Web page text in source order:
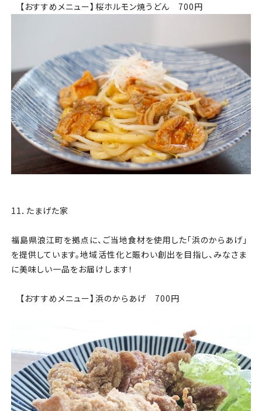
【おすすめメニュー】桜ホルモン焼うどん 700円
11．たまげた家
福島県浪江町を拠点に、ご当地食材を使用した「浜のからあげ」
を提供しています。地域活性化と賑わい創出を目指し、みなさま
に美味しい一品をお届けします！
【おすすめメニュー】浜のからあげ 700円